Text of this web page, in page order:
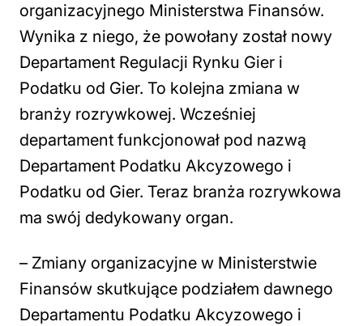
organizacyjnego Ministerstwa Finansów.
Wynika z niego, że powołany został nowy
Departament Regulacji Rynku Gier i
Podatku od Gier. To kolejna zmiana w
branży rozrywkowej. Wcześniej
departament funkcjonował pod nazwą
Departament Podatku Akcyzowego i
Podatku od Gier. Teraz branża rozrywkowa
ma swój dedykowany organ.
– Zmiany organizacyjne w Ministerstwie
Finansów skutkujące podziałem dawnego
Departamentu Podatku Akcyzowego i